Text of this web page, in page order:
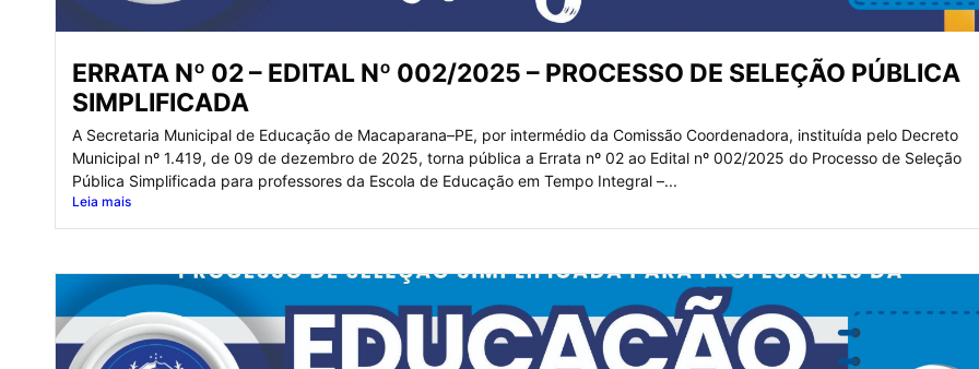
ERRATA Nº 02 – EDITAL Nº 002/2025 – PROCESSO DE SELEÇÃO PÚBLICA
SIMPLIFICADA
A Secretaria Municipal de Educação de Macaparana–PE, por intermédio da Comissão Coordenadora, instituída pelo Decreto
Municipal nº 1.419, de 09 de dezembro de 2025, torna pública a Errata nº 02 ao Edital nº 002/2025 do Processo de Seleção
Pública Simplificada para professores da Escola de Educação em Tempo Integral –...
Leia mais